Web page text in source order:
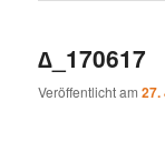
∆_170617
Veröffentlicht am27.